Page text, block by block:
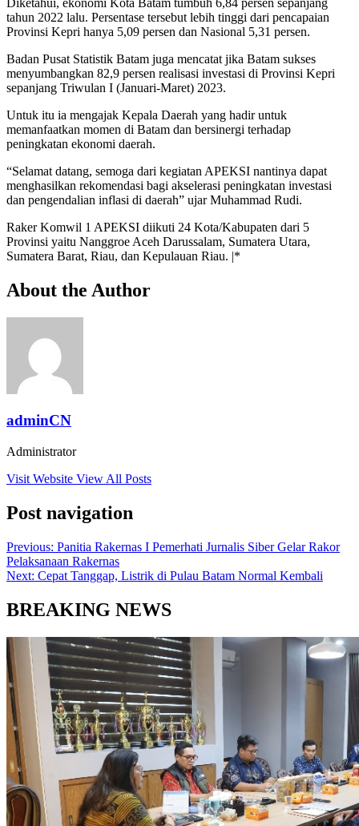
tahun 2022 lalu. Persentase tersebut lebih tinggi dari pencapaian
Provinsi Kepri hanya 5,09 persen dan Nasional 5,31 persen.
Badan Pusat Statistik Batam juga mencatat jika Batam sukses
menyumbangkan 82,9 persen realisasi investasi di Provinsi Kepri
sepanjang Triwulan I (Januari-Maret) 2023.
Untuk itu ia mengajak Kepala Daerah yang hadir untuk
memanfaatkan momen di Batam dan bersinergi terhadap
peningkatan ekonomi daerah.
“Selamat datang, semoga dari kegiatan APEKSI nantinya dapat
menghasilkan rekomendasi bagi akselerasi peningkatan investasi
dan pengendalian inflasi di daerah” ujar Muhammad Rudi.
Raker Komwil 1 APEKSI diikuti 24 Kota/Kabupaten dari 5
Provinsi yaitu Nanggroe Aceh Darussalam, Sumatera Utara,
Sumatera Barat, Riau, dan Kepulauan Riau. |*
About the Author
adminCN
Administrator
Visit Website View All Posts
Post navigation
Previous: Panitia Rakernas I Pemerhati Jurnalis Siber Gelar Rakor
Pelaksanaan Rakernas
Next: Cepat Tanggap, Listrik di Pulau Batam Normal Kembali
BREAKING NEWS